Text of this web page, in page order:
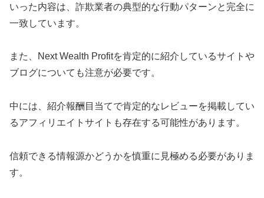
いった内容は、詐欺業者の典型的な行動パターンと完全に
一致しています。
また、Next Wealth Profitを肯定的に紹介しているサイトや
ブログについても注意が必要です。
中には、紹介報酬目当てで肯定的なレビューを掲載してい
るアフィリエイトサイトも存在する可能性があります。
信頼できる情報源かどうかを慎重に見極める必要がありま
す。